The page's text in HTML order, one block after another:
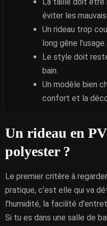
éviter les
Un rideau trop
long gêne l’usage.
Le style doit
bain.
Un modèle bien
confort et la
Un rideau en
polyester ?
Le premier critère à
pratique, c’est elle qui va
l’humidité, la facilité
Si tu es dans une salle de